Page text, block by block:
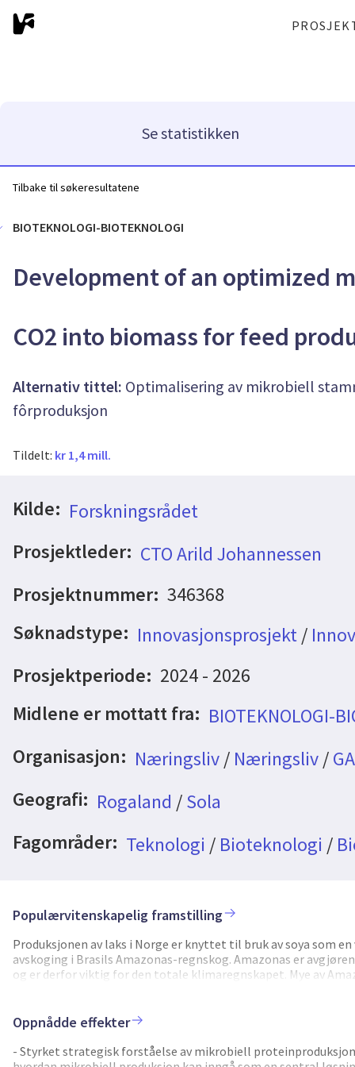
Se statistikken
Tilbake til søkeresultatene
BIOTEKNOLOGI-BIOTEKNOLOGI
Development of an optimized
CO2 into biomass for feed
Alternativ tittel: Optimalisering av mikrobiell
fôrproduksjon
Tildelt: kr 1,4 mill.
Kilde: Forskningsrådet
Prosjektleder: CTO Arild Johannessen
Prosjektnummer: 346368
Søknadstype: Innovasjonsprosjekt/
Prosjektperiode: 2024 - 2026
Midlene er mottatt fra: BIOTEKNOLOGI-
Organisasjon: Næringsliv/ Næringsliv/
Geografi: Rogaland /Sola
Fagområder: Teknologi / Bioteknologi /
Populærvitenskapelig framstilling
Produksjonen av laks i Norge er knyttet til bruk av soya som
avskoging i Brasils Amazonas-regnskog. Amazonas er
og er derfor viktig for den totale klimaregnskapet. Mye av
bekreftet å ha det laveste karbonavtrykket blant alle kjente
industrielle revolusjonen. Mikrobene som kalles
hovedråstoff, og er således elementer av vann og luft
Oppnådde effekter
- Styrket strategisk forståelse av mikrobiell